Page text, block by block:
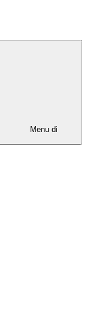
Menu di